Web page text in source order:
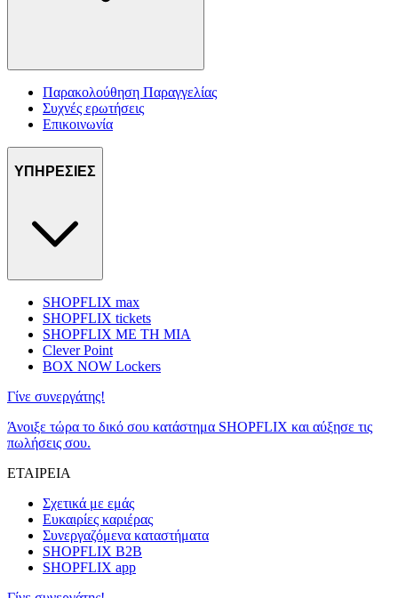
Παρακολούθηση Παραγγελίας
Συχνές ερωτήσεις
Επικοινωνία
ΥΠΗΡΕΣΙΕΣ
SHOPFLIX max
SHOPFLIX tickets
SHOPFLIX ΜΕ ΤΗ ΜΙΑ
Clever Point
BOX NOW Lockers
Γίνε συνεργάτης!
Άνοιξε τώρα το δικό σου κατάστημα SHOPFLIX και αύξησε τις
πωλήσεις σου.
ΕΤΑΙΡΕΙΑ
Σχετικά με εμάς
Ευκαιρίες καριέρας
Συνεργαζόμενα καταστήματα
SHOPFLIX B2B
SHOPFLIX app